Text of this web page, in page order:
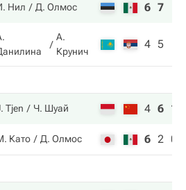
Нил Д. Олмос 6 7
А.
Крунич
4 5
Tjen Ч. Шуай 4 6 10
Като Д. Олмос 6 2 0